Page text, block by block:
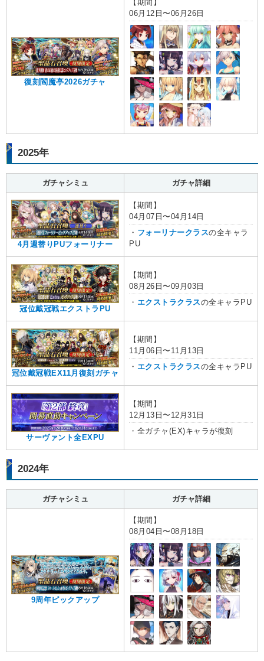
復刻閻魔亭2026ガチャ
【期間】
06月12日〜06月26日
2025年
ガチャシミュ ガチャ詳細
4月週替りPUフォーリナー
【期間】
04月07日〜04月14日
・ フォーリナークラスの全キャラ
PU
冠位戴冠戦エクストラPU
【期間】
08月26日〜09月03日
・ エクストラクラスの全キャラPU
冠位戴冠戦EX11月復刻ガチャ
【期間】
11月06日〜11月13日
・ エクストラクラスの全キャラPU
サーヴァント全EXPU
【期間】
12月13日〜12月31日
・全ガチャ(EX)キャラが復刻
2024年
ガチャシミュ ガチャ詳細
9周年ピックアップ
【期間】
08月04日〜08月18日